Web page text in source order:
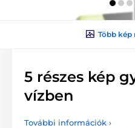
Több kép
5 részes kép
vízben
További információk ›